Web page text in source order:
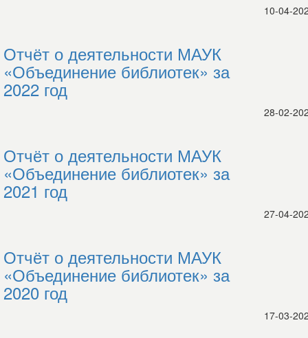
10-04-
Отчёт о деятельности МАУК
«Объединение библиотек» за
2022 год
28-02-
Отчёт о деятельности МАУК
«Объединение библиотек» за
2021 год
27-04-
Отчёт о деятельности МАУК
«Объединение библиотек» за
2020 год
17-03-